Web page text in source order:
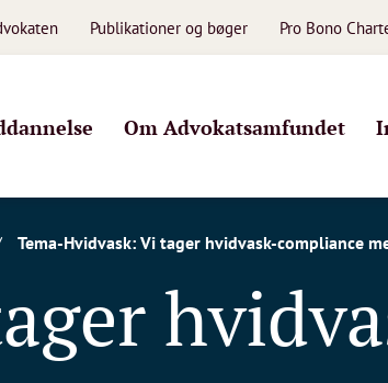
Publikationer og bøger Pro Bono
Om Advokatsamfundet
Tema-Hvidvask: Vi tager hvidvask-compliance